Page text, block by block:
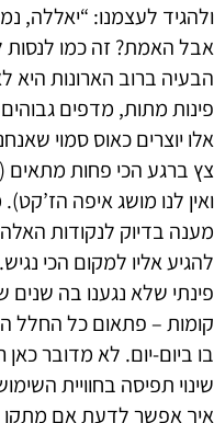
ולהגיד לעצמנו: “יאללה,
אבל האמת? זה כמו לנסות
הבעיה ברוב הארונות היא
פינות מתות, מדפים
אלו יוצרים כאוס סמוי
צץ ברגע הכי פחות מתאים
ואין לנו מושג איפה
מענה בדיוק לנקודות
להגיע אליו למקום הכי
קומות – פתאום כל החלל
בו ביום-יום. לא מדובר
שינוי תפיסה בחוויית
איך אפשר לדעת אם מתקן